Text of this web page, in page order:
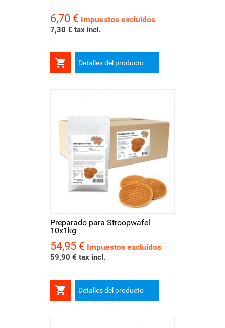
Precio
6,70 € Impuestos excluidos
7,30 € tax incl.
 Detalles del producto
Preparado para Stroopwafel
10x1kg
Precio
54,95 € Impuestos excluidos
59,90 € tax incl.
 Detalles del producto